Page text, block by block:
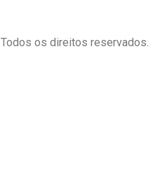
Todos os direitos reservados.